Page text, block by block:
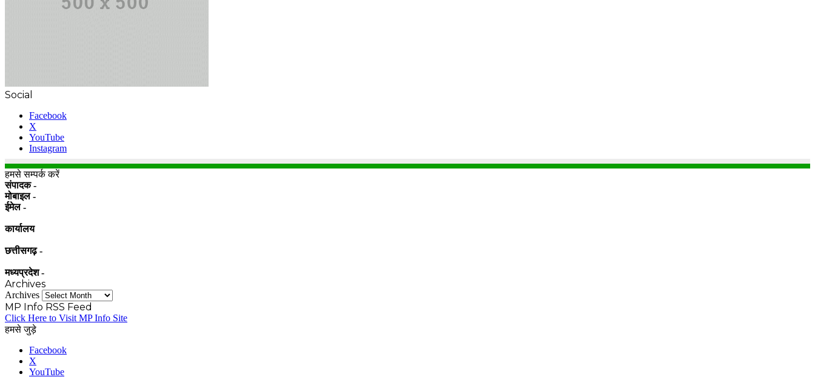
Social
Facebook
X
YouTube
Instagram
हमसे सम्पर्क करें
संपादक -
मोबाइल -
ईमेल -
कार्यालय
छत्तीसगढ़ -
मध्यप्रदेश -
Archives
Archives
MP Info RSS Feed
Click Here to Visit MP Info Site
हमसे जुड़े
Facebook
X
YouTube